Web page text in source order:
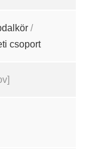
/
csoport